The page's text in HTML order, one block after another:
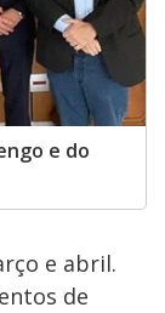
e do
e abril.
de